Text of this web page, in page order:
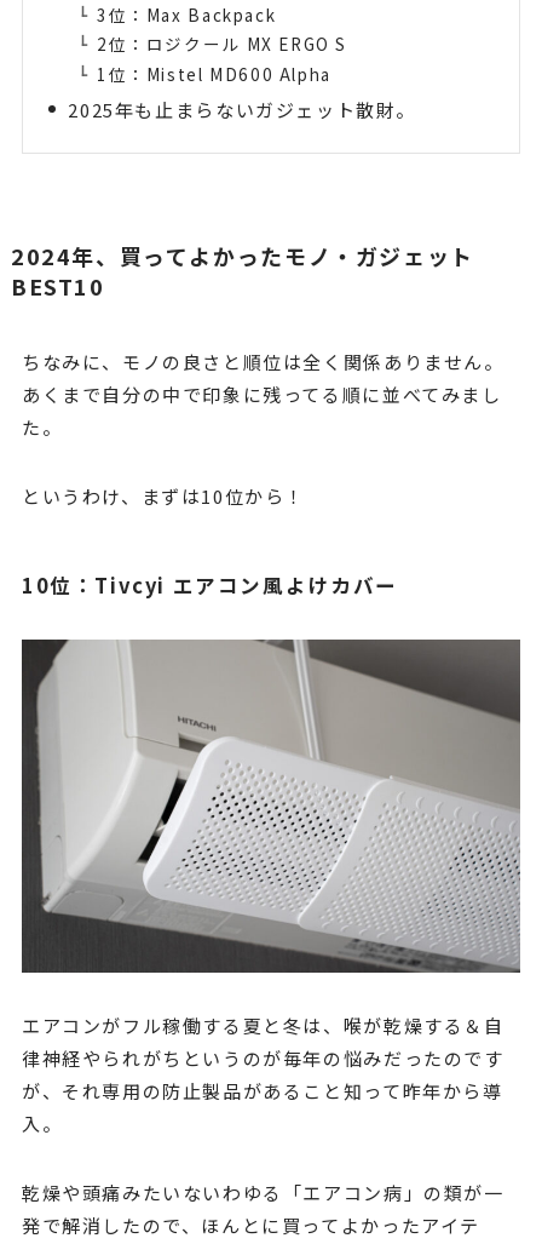
3位：Max Backpack
2位：ロジクール MX ERGO S
1位：Mistel MD600 Alpha
2025年も止まらないガジェット散財。
2024年、買ってよかったモノ・ガジェット
BEST10
ちなみに、モノの良さと順位は全く関係ありません。
あくまで自分の中で印象に残ってる順に並べてみまし
た。
というわけ、まずは10位から！
10位：Tivcyi エアコン風よけカバー
エアコンがフル稼働する夏と冬は、喉が乾燥する＆自
律神経やられがちというのが毎年の悩みだったのです
が、それ専用の防止製品があること知って昨年から導
入。
乾燥や頭痛みたいないわゆる「エアコン病」の類が一
発で解消したので、ほんとに買ってよかったアイテ